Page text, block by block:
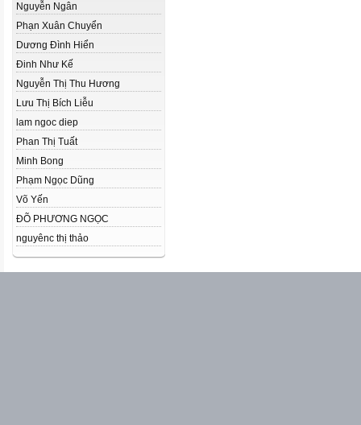
Nguyễn Ngân
Phạn Xuân Chuyển
Dương Đình Hiển
Đinh Như Kế
Nguyễn Thị Thu Hương
Lưu Thị Bích Liễu
lam ngoc diep
Phan Thị Tuất
Minh Bong
Phạm Ngọc Dũng
Võ Yến
ĐÕ PHƯƠNG NGỌC
nguyênc thị thảo